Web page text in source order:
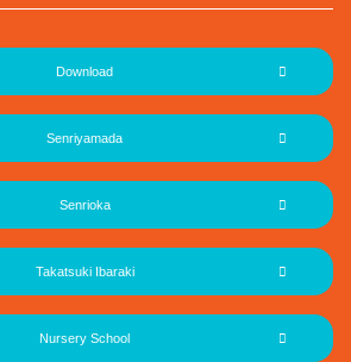
Download
Senriyamada
Senrioka
Takatsuki Ibaraki
Nursery School